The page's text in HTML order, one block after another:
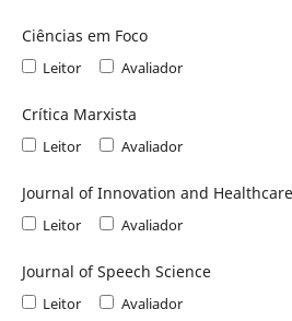
Ciências em Foco
Leitor Avaliador
Crítica Marxista
Leitor Avaliador
Journal of Innovation and
Leitor Avaliador
Journal of Speech Science
Leitor Avaliador